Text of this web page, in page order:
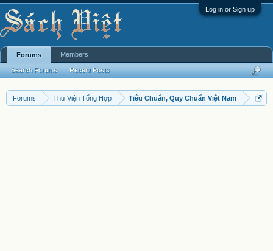
Log in or Sign up
Forums Thư Viện Tổng Hợp Tiêu Chuẩn, Quy Chuẩn Việt Nam
Forums
Search Forums Recent Posts
Members